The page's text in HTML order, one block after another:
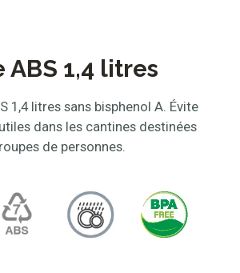
ABS 1,4 litres
1,4 litres sans bisphenol A. Évite
dans les cantines destinées
de personnes.